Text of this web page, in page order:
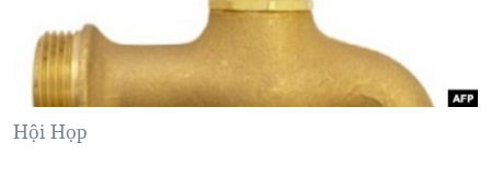
"Tìm"NGƯỜI VIỆT HẢI NGOẠI
ĐỜI SỐNG
KINH TẾ
KHOA HỌC
HÀNH TRÌNH BẦU CỬ 2024
MỘT NĂM CHIẾN TRANH TẠI DẢI GAZA
GIẢI MÃ VÀNH ĐAI & CON ĐƯỜNG
VIDEO
NGHE
MẠNG XÃ HỘI
Hội Họp